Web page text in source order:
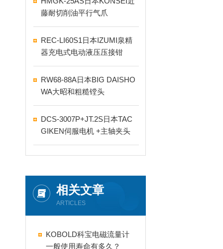
藤耐切削油平行气爪
REC-LI60S1日本IZUMI泉精
器充电式电动液压压接钳
RW68-88A日本BIG DAISHO
WA大昭和粗糙镗头
DCS-3007P+JT.2S日本TAC
GIKEN伺服电机 +主轴夹头
相关文章
ARTICLES
KOBOLD科宝电磁流量计
一般使用寿命有多久？